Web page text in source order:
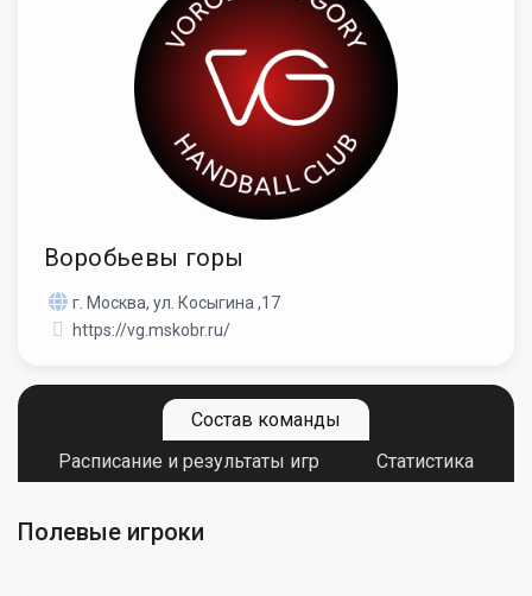
Воробьевы горы
г. Москва, ул. Косыгина ,17
https://vg.mskobr.ru/
Состав команды
Расписание и результаты игр
Статистика
Полевые игроки